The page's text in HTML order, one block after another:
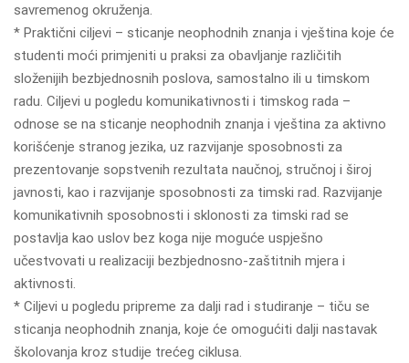
savremenog okruženja.
* Praktični ciljevi – sticanje neophodnih znanja i vještina koje će
studenti moći primjeniti u praksi za obavljanje različitih
složenijih bezbjednosnih poslova, samostalno ili u timskom
radu. Ciljevi u pogledu komunikativnosti i timskog rada –
odnose se na sticanje neophodnih znanja i vještina za aktivno
korišćenje stranog jezika, uz razvijanje sposobnosti za
prezentovanje sopstvenih rezultata naučnoj, stručnoj i široj
javnosti, kao i razvijanje sposobnosti za timski rad. Razvijanje
komunikativnih sposobnosti i sklonosti za timski rad se
postavlja kao uslov bez koga nije moguće uspješno
učestvovati u realizaciji bezbjednosno-zaštitnih mjera i
aktivnosti.
* Ciljevi u pogledu pripreme za dalji rad i studiranje – tiču se
sticanja neophodnih znanja, koje će omogućiti dalji nastavak
školovanja kroz studije trećeg ciklusa.